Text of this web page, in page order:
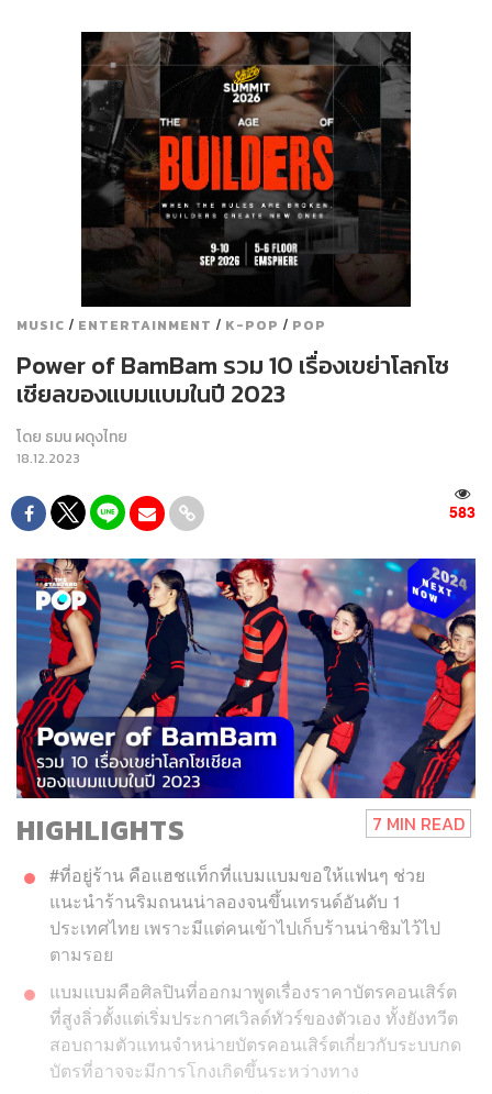
MUSIC / ENTERTAINMENT / K-POP / POP
Power of BamBam รวม 10 เรื่องเขย่าโลกโซ
เชียลของแบมแบมในปี 2023
โดย ธมน ผดุงไทย
18.12.2023
583
HIGHLIGHTS 7 MIN READ
#ที่อยู่ร้าน คือแฮชแท็กที่แบมแบมขอให้แฟนๆ ช่วย
แนะนำร้านริมถนนน่าลองจนขึ้นเทรนด์อันดับ 1
ประเทศไทย เพราะมีแต่คนเข้าไปเก็บร้านน่าชิมไว้ไป
ตามรอย
แบมแบมคือศิลปินที่ออกมาพูดเรื่องราคาบัตรคอนเสิร์ต
ที่สูงลิ่วตั้งแต่เริ่มประกาศเวิลด์ทัวร์ของตัวเอง ทั้งยังทวีต
สอบถามตัวแทนจำหน่ายบัตรคอนเสิร์ตเกี่ยวกับระบบกด
บัตรที่อาจจะมีการโกงเกิดขึ้นระหว่างทาง